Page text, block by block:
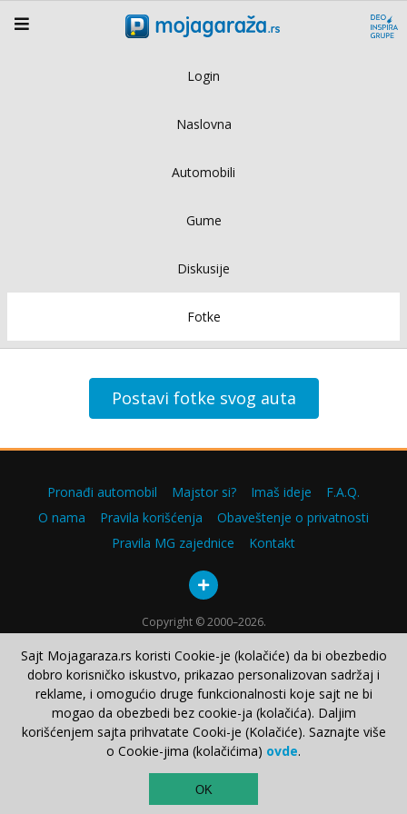
Login
Naslovna
Automobili
Gume
Diskusije
Fotke
Postavi fotke svog auta
Pronađi automobil Majstor si? Imaš ideje
F.A.Q.
O nama
Pravila korišćenja
Obaveštenje o privatnosti
Pravila MG zajednice
Kontakt
Copyright © 2000–2026.
Sajt Mojagaraza.rs koristi Cookie-je (kolačiće) da bi obezbedio
dobro korisničko iskustvo, prikazao personalizovan sadržaj i
reklame, i omogućio druge funkcionalnosti koje sajt ne bi
mogao da obezbedi bez cookie-ja (kolačića). Daljim
korišćenjem sajta prihvatate Cooki-je (Kolačiće). Saznajte više
o Cookie-jima (kolačićima) ovde.
OK